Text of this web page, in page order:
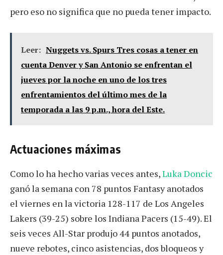
pero eso no significa que no pueda tener impacto.
Leer: Nuggets vs. Spurs Tres cosas a tener en
cuenta Denver y San Antonio se enfrentan el
jueves por la noche en uno de los tres
enfrentamientos del último mes de la
temporada a las 9 p.m., hora del Este.
Actuaciones máximas
Como lo ha hecho varias veces antes,Luka Doncic
ganó la semana con 78 puntos Fantasy anotados
el viernes en la victoria 128-117 de Los Angeles
Lakers (39-25) sobre los Indiana Pacers (15-49). El
seis veces All-Star produjo 44 puntos anotados,
nueve rebotes, cinco asistencias, dos bloqueos y